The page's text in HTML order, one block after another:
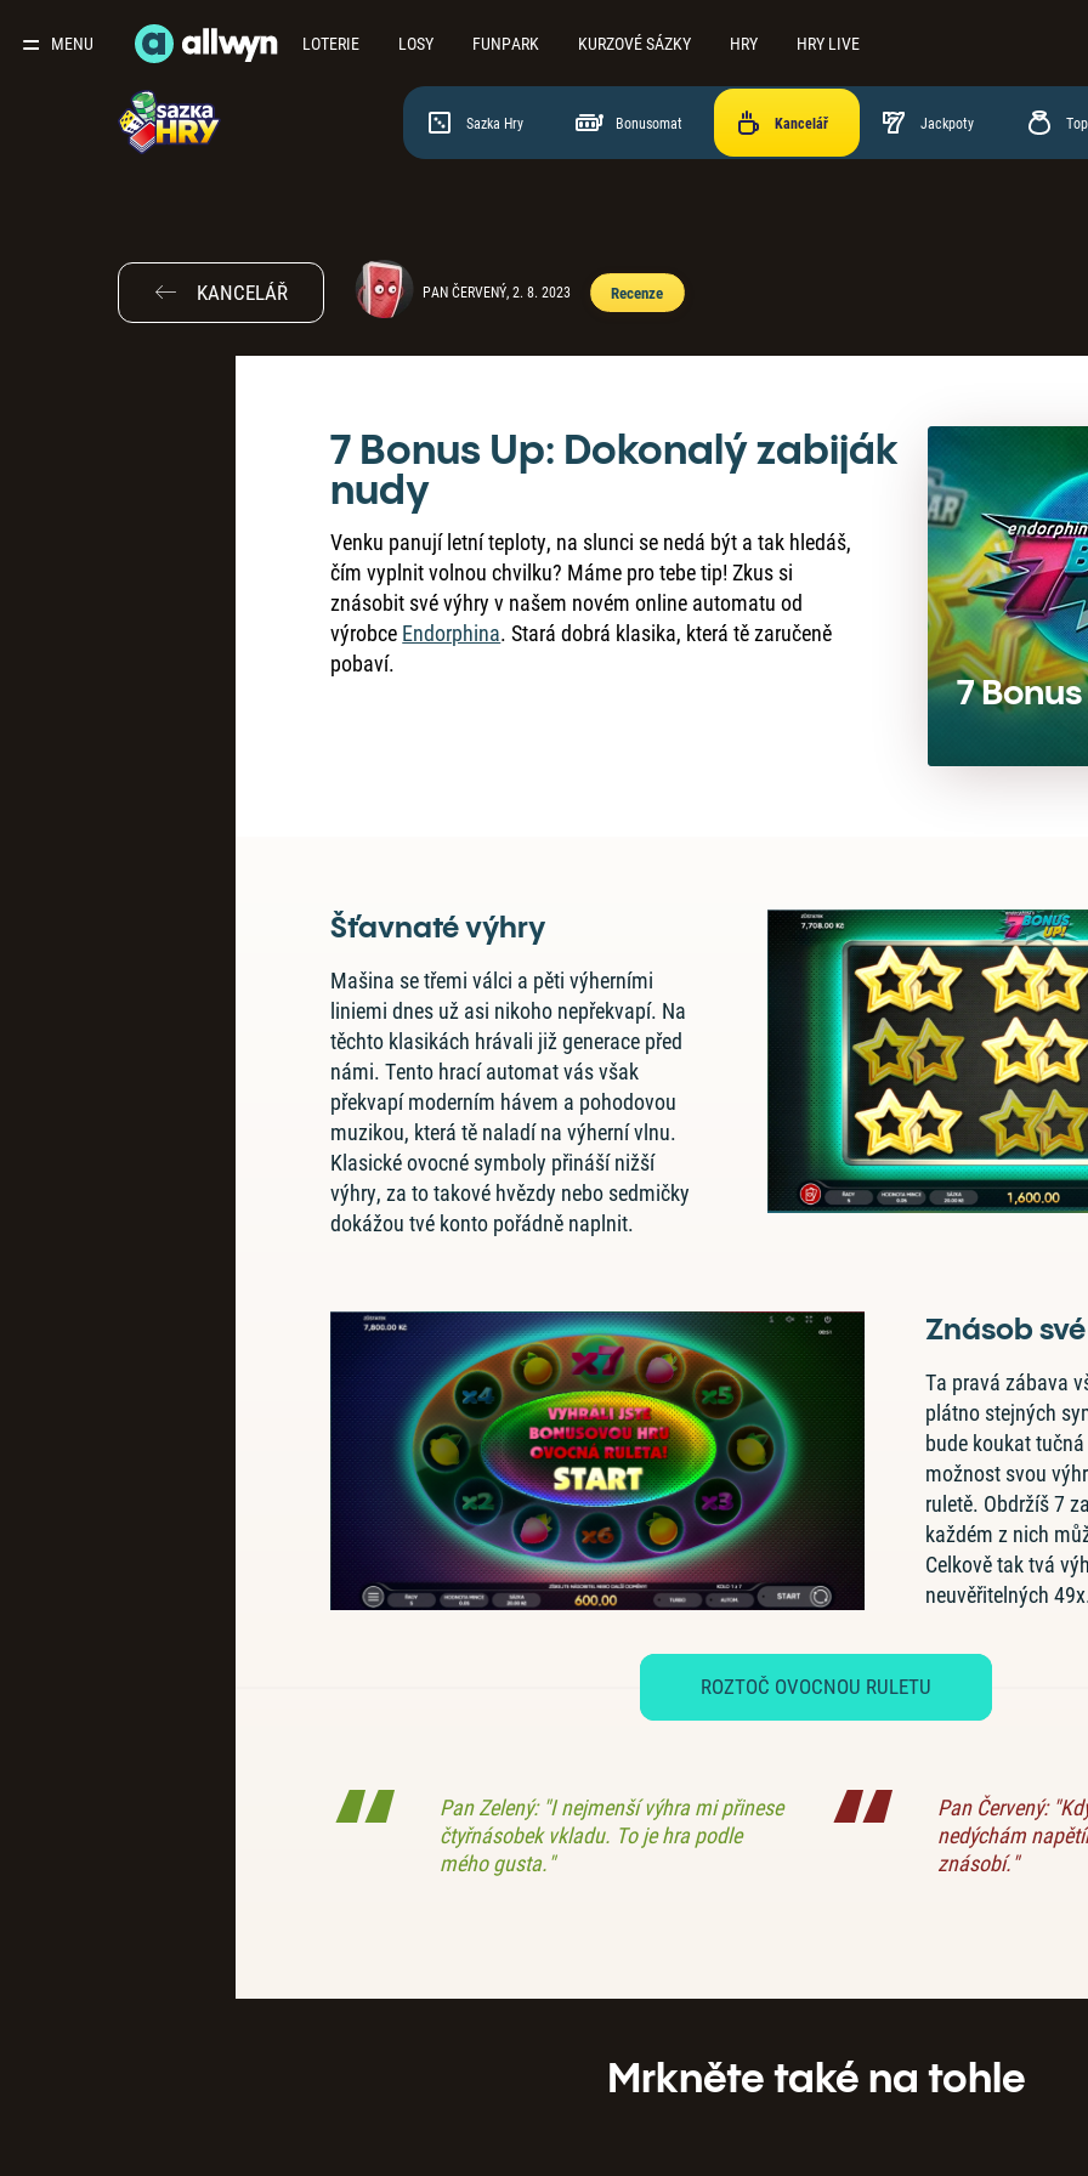
MENU LOTERIE LOSY FUNPARK KURZOVÉ SÁZKY HRY HRY LIVE
Sazka Hry Bonusomat Jackpoty
KANCELÁŘ PAN ČERVENÝ, 2. 8. 2023 Recenze
7 Bonus Up: Dokonalý zabiják
nudy
Venku panují letní teploty, na slunci se nedá být a tak hledáš,
čím vyplnit volnou chvilku? Máme pro tebe tip! Zkus si
znásobit své výhry v našem novém online automatu od
výrobce Endorphina. Stará dobrá klasika, která tě zaručeně
pobaví.
7
Šťavnaté výhry
Mašina se třemi válci a pěti výherními
liniemi dnes už asi nikoho nepřekvapí. Na
těchto klasikách hrávali již generace před
námi. Tento hrací automat vás však
překvapí moderním hávem a pohodovou
muzikou, která tě naladí na výherní vlnu.
Klasické ovocné symboly přináší nižší
výhry, za to takové hvězdy nebo sedmičky
dokážou tvé konto pořádně naplnit.
Znásob
Ta pravá zábava
plátno stejných
bude koukat
možnost svou
ruletě. Obdržíš 7
každém z nich
Celkově tak tvá
neuvěřitelných
ROZTOČ OVOCNOU RULETU
Pan Zelený: "I nejmenší výhra mi přinese
čtyřnásobek vkladu. To je hra podle
mého gusta."
Pan Červený:
nedýchám
znásobí."
Mrkněte také na tohle